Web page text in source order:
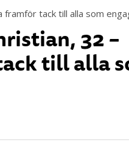
32 –
till alla